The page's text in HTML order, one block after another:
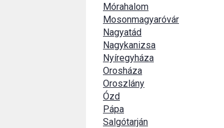
Mórahalom
Mosonmagyaróvár
Nagyatád
Nagykanizsa
Nyíregyháza
Orosháza
Oroszlány
Ózd
Pápa
Salgótarján